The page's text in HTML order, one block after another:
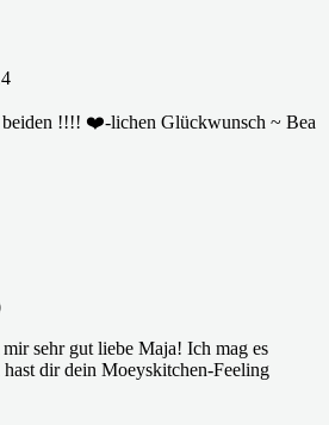
beiden !!!! ❤️-lichen Glückwunsch ~ Bea
sehr gut liebe Maja! Ich mag es
dir dein Moeyskitchen-Feeling